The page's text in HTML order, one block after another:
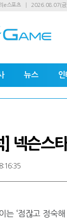
e스포츠 2026.08.07(금
뉴스 인
] 넥슨스
는 ‘점잖고 정숙